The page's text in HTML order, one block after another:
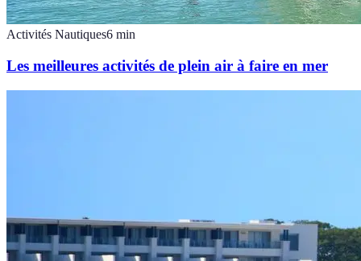
Activités Nautiques6 min
Les meilleures activités de plein air à faire en mer